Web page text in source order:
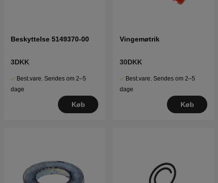
Beskyttelse 5149370-00
3DKK
Best.vare. Sendes om 2–5
dage
Køb
Vingemøtrik
30DKK
Best.vare. Sendes om 2–5
dage
Køb